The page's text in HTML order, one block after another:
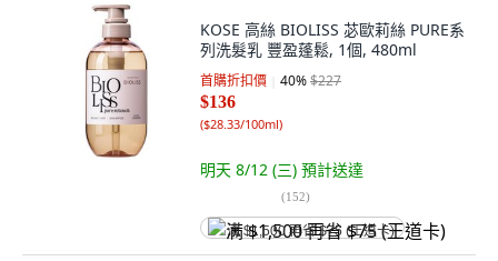
KOSE 高絲 BIOLISS 苾歐莉絲 PURE系
列洗髮乳 豐盈蓬鬆, 1個, 480ml
首購折扣價 40%$227
$136
($28.33/100ml)
明天 8/12 (三) 預計送達
(152)
满 $1,500 再省 $75 (王道卡)